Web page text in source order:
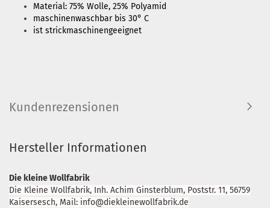
Material: 75% Wolle, 25% Polyamid
maschinenwaschbar bis 30° C
ist strickmaschinengeeignet
Kundenrezensionen
Hersteller Informationen
Die kleine Wollfabrik
Die Kleine Wollfabrik, Inh. Achim Ginsterblum, Poststr. 11, 56759
Kaisersesch, Mail: info@diekleinewollfabrik.de